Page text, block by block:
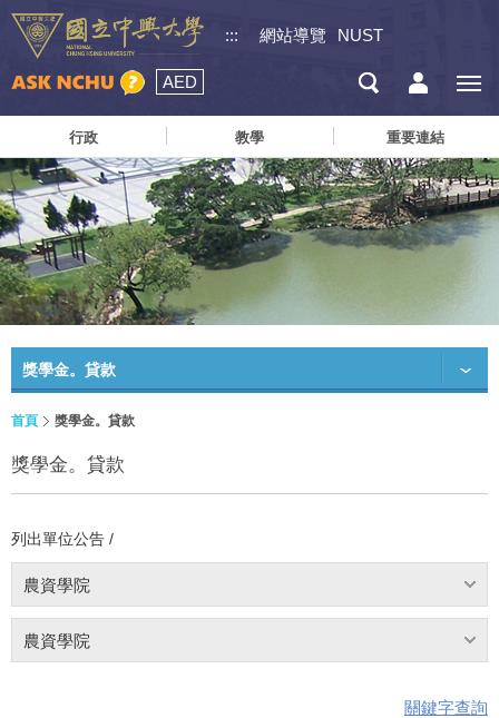
::: 網站導覽 NUST
AED
行政 教學 重要連結
獎學金。貸款
首頁 獎學金。貸款
獎學金。貸款
列出單位公告 /
農資學院
農資學院
關鍵字查詢